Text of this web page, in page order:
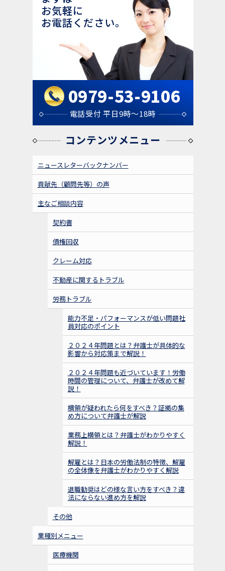
を無くす組織づくり」＠中津文化会館大ホールを
行います！
2023年06月30日
セミナー告知｜「労働問題総まとめセ
ミナー＠中津商工会議所（テキスト代等含み参加
費2200円）」を開催します。
2023年05月29日
な言い方をすべき？違法にならない進め方を解
2023年9月5日 午後4時～午後6時
セミナー告知｜「社会保険労務士との
勉強会②＠当事務所（テキスト代等含み参加費１
０００円）」を開催します。５名まで。今回は、
ローパフォーマー社員の対応方法についてお話し
します。ご興味がおありの社労士先生は、当事務
所までご連絡を！士業ネットワーク構築を目指し
ています！
2023年5月26日 午後4時～午後6時
セミナー
セミナー告知｜「社会保険労務士との
勉強会①＠当事務所（テキスト代等含み参加費１
０００円）」を開催します。５名まで。今回は、
顧客・従業員の引き抜き、競業避止対応について
お話しします。ご興味がおありの社労士先生は、
当事務所までご連絡を！士業ネットワーク構築を
2023年01月13日
弁護士西村幸太郎が地域で弁護士活動
をする魅力を発信するために執筆！「ここに弁護
士がいてよかった」が掲載された法学セミナーが
発売されました！
2022年12月19日
当事務所・ふく社会保険労務士事務所
弁護士×社労士 問題社員対応セミナー＠
豊前総合福祉センター２階視聴覚室」を開催いた
しました！ お足元の悪いなか、複数名にご参加い
ただき、熱心に聴講をいただきました。
2022年12月12日
お気軽に
お電話ください。
0979-53-9106
電話受付 平日9時～18時
コンテンツメニュー
ニュースレターバックナンバー
貢献先（顧問先等）の声
主なご相談内容
契約書
債権回収
クレーム対応
不動産に関するトラブル
労務トラブル
能力不足・パフォーマンスが低い問題社
員対応のポイント
２０２４年問題とは？弁護士が具体的な
影響から対応策まで解説！
２０２４年問題も近づいています！労働
時間の管理について、弁護士が改めて解
説！
横領が疑われたら何をすべき？証拠の集
め方について弁護士が解説
業務上横領とは？弁護士がわかりやすく
解説！
解雇とは？日本の労働法制の特徴、解雇
の全体像を弁護士がわかりやすく解説
退職勧奨はどの様な言い方をすべき？違
法にならない進め方を解説
その他
業種別メニュー
医療機関